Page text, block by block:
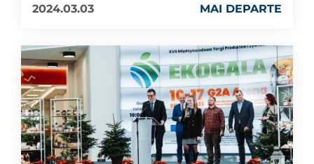
2024.03.03
MAI DEPARTE